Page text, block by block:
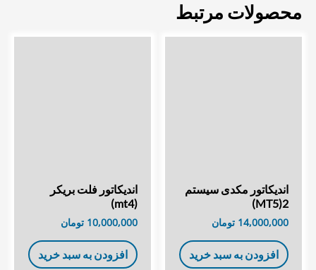
محصولات مرتبط
اندیکاتور مکدی سیستم
2(MT5)
14,000,000 تومان
افزودن به سبد خرید
اندیکاتور فلت بریکر
(mt4)
10,000,000 تومان
افزودن به سبد خرید